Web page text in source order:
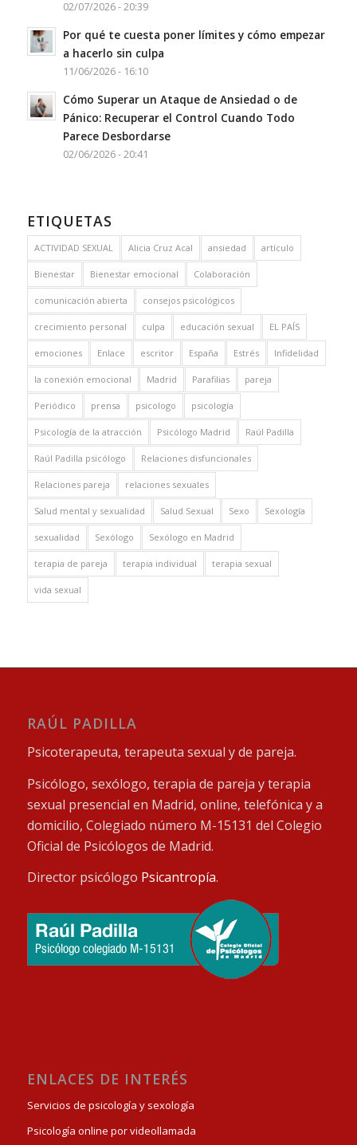
02/07/2026 - 20:39
Por qué te cuesta poner límites y cómo empezar
a hacerlo sin culpa
11/06/2026 - 16:10
Cómo Superar un Ataque de Ansiedad o de
Pánico: Recuperar el Control Cuando Todo
Parece Desbordarse
02/06/2026 - 20:41
ETIQUETAS
ACTIVIDAD SEXUAL Alicia Cruz Acal ansiedad artículo
Bienestar Bienestar emocional Colaboración
comunicación abierta consejos psicológicos
crecimiento personal culpa educación sexual EL PAÍS
emociones Enlace escritor España Estrés Infidelidad
la conexión emocional Madrid Parafilias pareja
Periódico prensa psicologo psicología
Psicología de la atracción Psicólogo Madrid Raúl Padilla
Raúl Padilla psicólogo Relaciones disfuncionales
Relaciones pareja relaciones sexuales
Salud mental y sexualidad Salud Sexual Sexo Sexología
sexualidad Sexólogo Sexólogo en Madrid
terapia de pareja terapia individual terapia sexual
vida sexual
RAÚL PADILLA
Psicoterapeuta, terapeuta sexual y de pareja.
Psicólogo, sexólogo, terapia de pareja y terapia
sexual presencial en Madrid, online, telefónica y a
domicilio, Colegiado número M-15131 del Colegio
Oficial de Psicólogos de Madrid.
Director psicólogo Psicantropía.
ENLACES DE INTERÉS
Servicios de psicología y sexología
Psicología online por videollamada